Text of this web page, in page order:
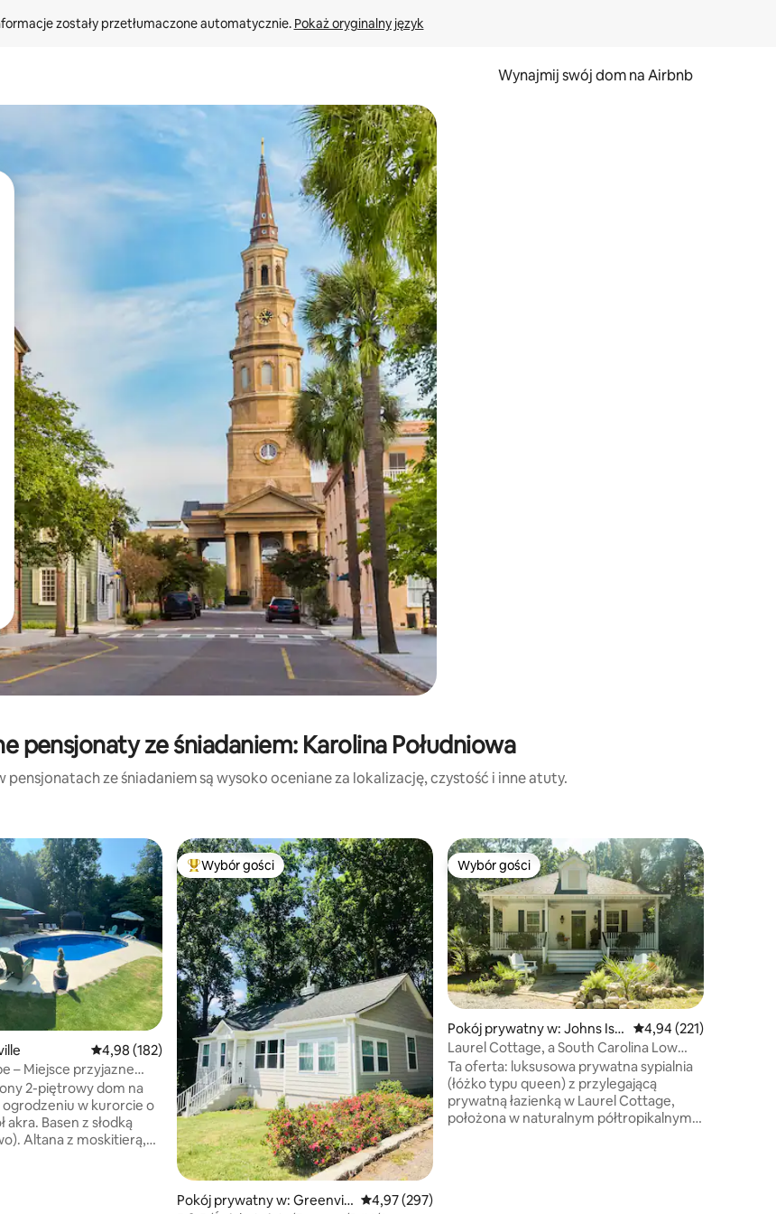
zostały przetłumaczone automatycznie. Pokaż oryginalny język
Wynajmij swój dom na Airbnb
pomocą klawiszy strzałek w górę i w dół lub przeglądać je za pomocą gestów dotykowych lub przesuwania.
pensjonaty ze śniadaniem: Karolina Południowa
pensjonatach ze śniadaniem są wysoko oceniane za lokalizację, czystość i inne atuty.
recenzji: 473
Średnia ocena: 4,98 na 5, liczba recenzji: 182
4,98 (182)
– Miejsce przyjazne
od GVL
2-piętrowy dom na
w kurorcie o
akra. Basen z słodką
Altana z moskitierą,
Najpopularniejsze z kategorii Wybór gości
Wybór gości
Pokój prywatny w: Greenvill
Średnia ocena: 4,97 na 5, liczba recenzji: 297
4,97 (297)
Wybór gości
Wybór gości
Pokój prywatny w: Johns Isla
nd
Średnia ocena: 4,94
4,94 (221)
Laurel Cottage, a South Carolina Low
Country Jewel
Ta oferta: luksusowa prywatna sypialnia
(łóżko typu queen) z przylegającą
prywatną łazienką w Laurel Cottage,
położona w naturalnym półtropikalnym